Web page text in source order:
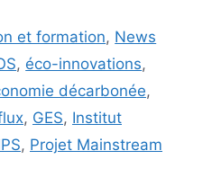
et formation, News
, éco-innovations,
décarbonée,
, GES, Institut
, Projet Mainstream